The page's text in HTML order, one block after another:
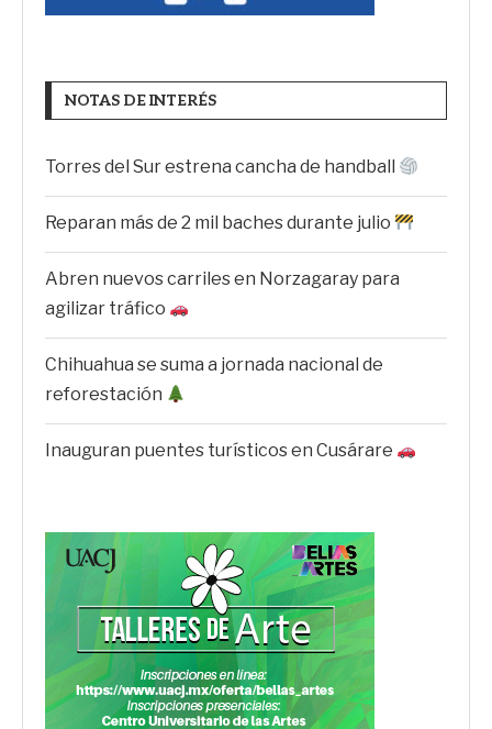
NOTAS DE INTERÉS
Torres del Sur estrena cancha de handball
Reparan más de 2 mil baches durante julio
Abren nuevos carriles en Norzagaray para
agilizar tráfico
Chihuahua se suma a jornada nacional de
reforestación
Inauguran puentes turísticos en Cusárare